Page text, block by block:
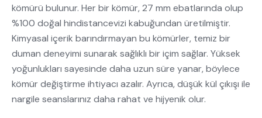
kömürü bulunur. Her bir kömür, 27 mm ebatlarında olup
%100 doğal hindistancevizi kabuğundan üretilmiştir.
Kimyasal içerik barındırmayan bu kömürler, temiz bir
duman deneyimi sunarak sağlıklı bir içim sağlar. Yüksek
yoğunlukları sayesinde daha uzun süre yanar, böylece
kömür değiştirme ihtiyacı azalır. Ayrıca, düşük kül çıkışı ile
nargile seanslarınız daha rahat ve hijyenik olur.